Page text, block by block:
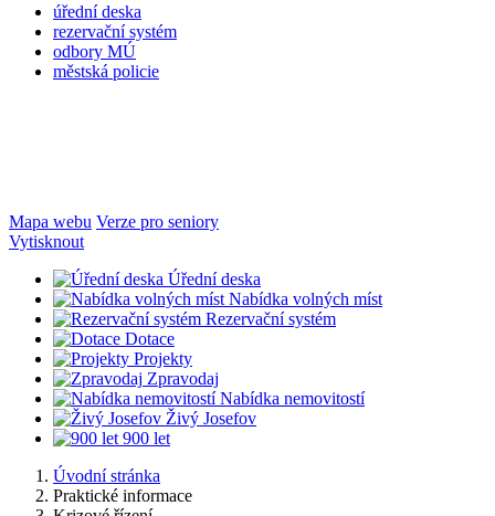
úřední deska
rezervační systém
odbory MÚ
městská policie
Mapa webu Verze pro seniory
Vytisknout
Úřední deska
Nabídka volných míst
Rezervační systém
Dotace
Projekty
Zpravodaj
Nabídka nemovitostí
Živý Josefov
900 let
Úvodní stránka
Praktické informace